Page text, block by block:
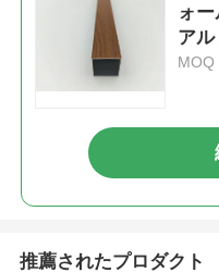
カーテンウォールプ
木製の終わりのアル
ォ
ア
MOQ
推薦されたプロダクト